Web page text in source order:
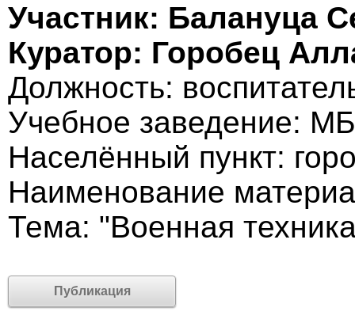
Участник: Балануца
Куратор: Горобец
Должность:
Учебное заведение:
Населённый пункт:
Наименование
Тема: "Военная
Публикация